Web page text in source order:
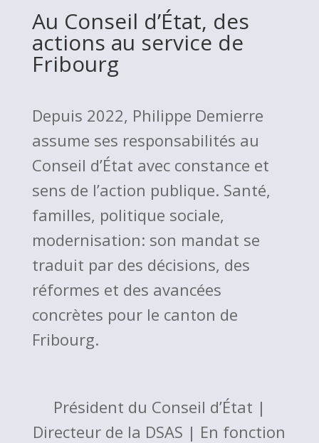
Au Conseil d’État, des
actions au service de
Fribourg
Depuis 2022, Philippe Demierre
assume ses responsabilités au
Conseil d’État avec constance et
sens de l’action publique. Santé,
familles, politique sociale,
modernisation: son mandat se
traduit par des décisions, des
réformes et des avancées
concrètes pour le canton de
Fribourg.
Président du Conseil d’État |
Directeur de la DSAS | En fonction